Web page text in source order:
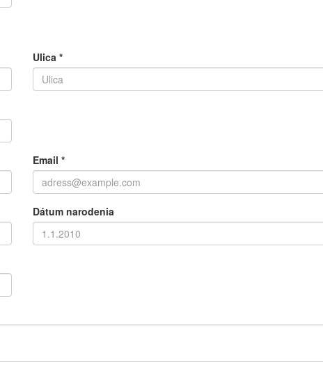
Ulica *
Email *
Dátum narodenia